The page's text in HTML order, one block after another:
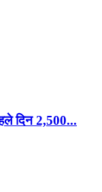
दिन 2,500...